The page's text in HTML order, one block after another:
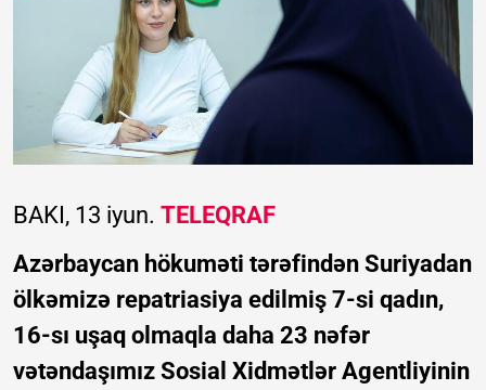
BAKI, 13 iyun. TELEQRAF
Azərbaycan hökuməti tərəfindən Suriyadan
ölkəmizə repatriasiya edilmiş 7-si qadın,
16-sı uşaq olmaqla daha 23 nəfər
vətəndaşımız Sosial Xidmətlər Agentliyinin